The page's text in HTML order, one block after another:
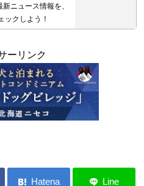
ニュース情報を、
ックしよう！
ーリンク